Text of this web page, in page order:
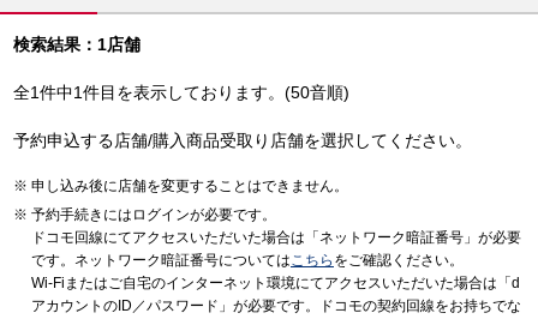
検索結果：1店舗
全1件中1件目を表示しております。(50音順)
予約申込する店舗/購入商品受取り店舗を選択してください。
申し込み後に店舗を変更することはできません。
予約手続きにはログインが必要です。
ドコモ回線にてアクセスいただいた場合は「ネットワーク暗証番号」が必要
です。ネットワーク暗証番号についてはこちら をご確認ください。
Wi-Fiまたはご自宅のインターネット環境にてアクセスいただいた場合は「d
アカウントのID／パスワード」が必要です。ドコモの契約回線をお持ちでな